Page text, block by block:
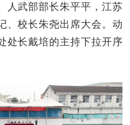
人武部部长朱平平，江苏
、校长朱尧出席大会。动
处长戴培的主持下拉开序